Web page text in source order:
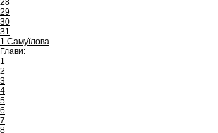
28
29
30
31
1 Самуїлова
Глави:
1
2
3
4
5
6
7
8